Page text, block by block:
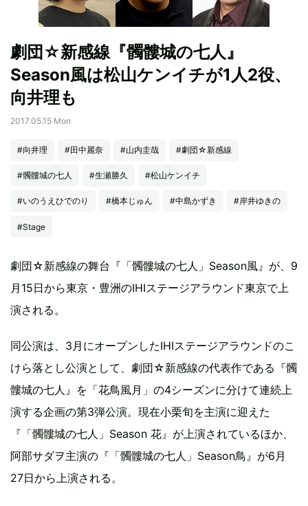
劇団☆新感線『髑髏城の七人』
Season風は松山ケンイチが1人2役、
向井理も
2017.05.15 Mon
#向井理 #田中麗奈 #山内圭哉 #劇団☆新感線
#髑髏城の七人 #生瀬勝久 #松山ケンイチ
#いのうえひでのり #橋本じゅん #中島かずき #岸井ゆきの
#Stage
劇団☆新感線の舞台『「髑髏城の七人」Season風』が、9
月15日から東京・豊洲のIHIステージアラウンド東京で上
演される。
同公演は、3月にオープンしたIHIステージアラウンドのこ
けら落とし公演として、劇団☆新感線の代表作である『髑
髏城の七人』を「花鳥風月」の4シーズンに分けて連続上
演する企画の第3弾公演。現在小栗旬を主演に迎えた
『「髑髏城の七人」Season 花』が上演されているほか、
阿部サダヲ主演の『「髑髏城の七人」Season鳥』が6月
27日から上演される。